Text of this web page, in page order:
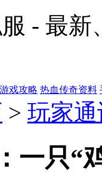
- 最
戏攻略 热血传奇资料
> 玩家
一只“